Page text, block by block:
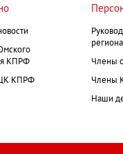
КПРФ
КПРФ
Члены
Члены
Наши